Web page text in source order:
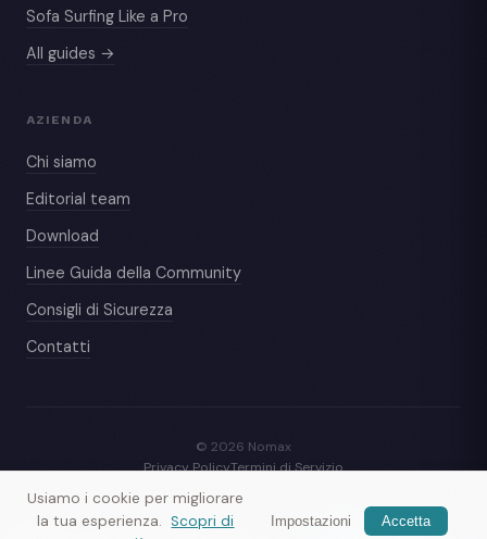
Sofa Surfing Like a Pro
All guides →
AZIENDA
Chi siamo
Editorial team
Download
Linee Guida della Community
Consigli di Sicurezza
Contatti
© 2026 Nomax
Privacy PolicyTermini di Servizio
Usiamo i cookie per migliorare
la tua esperienza. Scopri di
Impostazioni Accetta